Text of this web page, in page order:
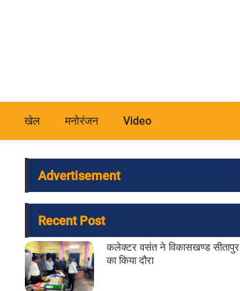
खेल मनोरंजन Video
Advertisement
Recent Post
कलेक्टर वसंत ने विकासखण्ड सीतापुर
का किया दौरा